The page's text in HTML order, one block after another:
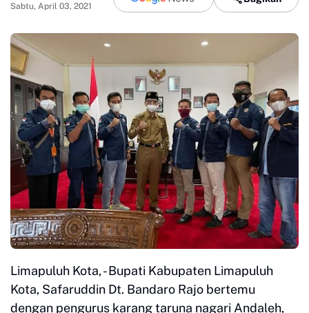
Sabtu, April 03, 2021
Limapuluh Kota, - Bupati Kabupaten Limapuluh
Kota, Safaruddin Dt. Bandaro Rajo bertemu
dengan pengurus karang taruna nagari Andaleh,